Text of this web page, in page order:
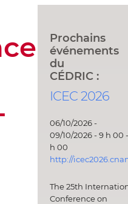
Prochains
événements
du
CÉDRIC :
ICEC 2026
06/10/2026 -
09/10/2026 - 9 h 00
h 00
http://
The 25th
Conference on